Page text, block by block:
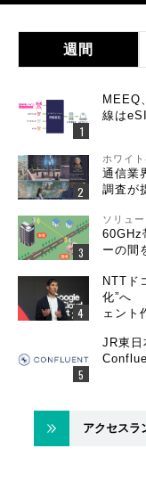
週間
MEEQ
線は
ホワイ
通信業
調査が
ソリュ
60GHz
ーの間
NTTド
化”へ
ェント
JR東日
アクセスラ